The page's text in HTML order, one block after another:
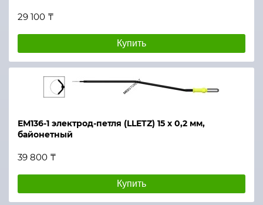
29 100 ₸
Купить
ЕМ136-1 электрод-петля (LLETZ) 15 х 0,2 мм,
байонетный
39 800 ₸
Купить